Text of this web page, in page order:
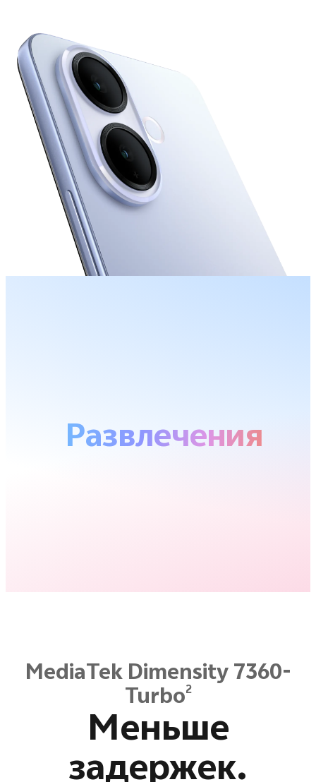
Развлечения
MediaTek Dimensity 7360-
Turbo2
Меньше
задержек.